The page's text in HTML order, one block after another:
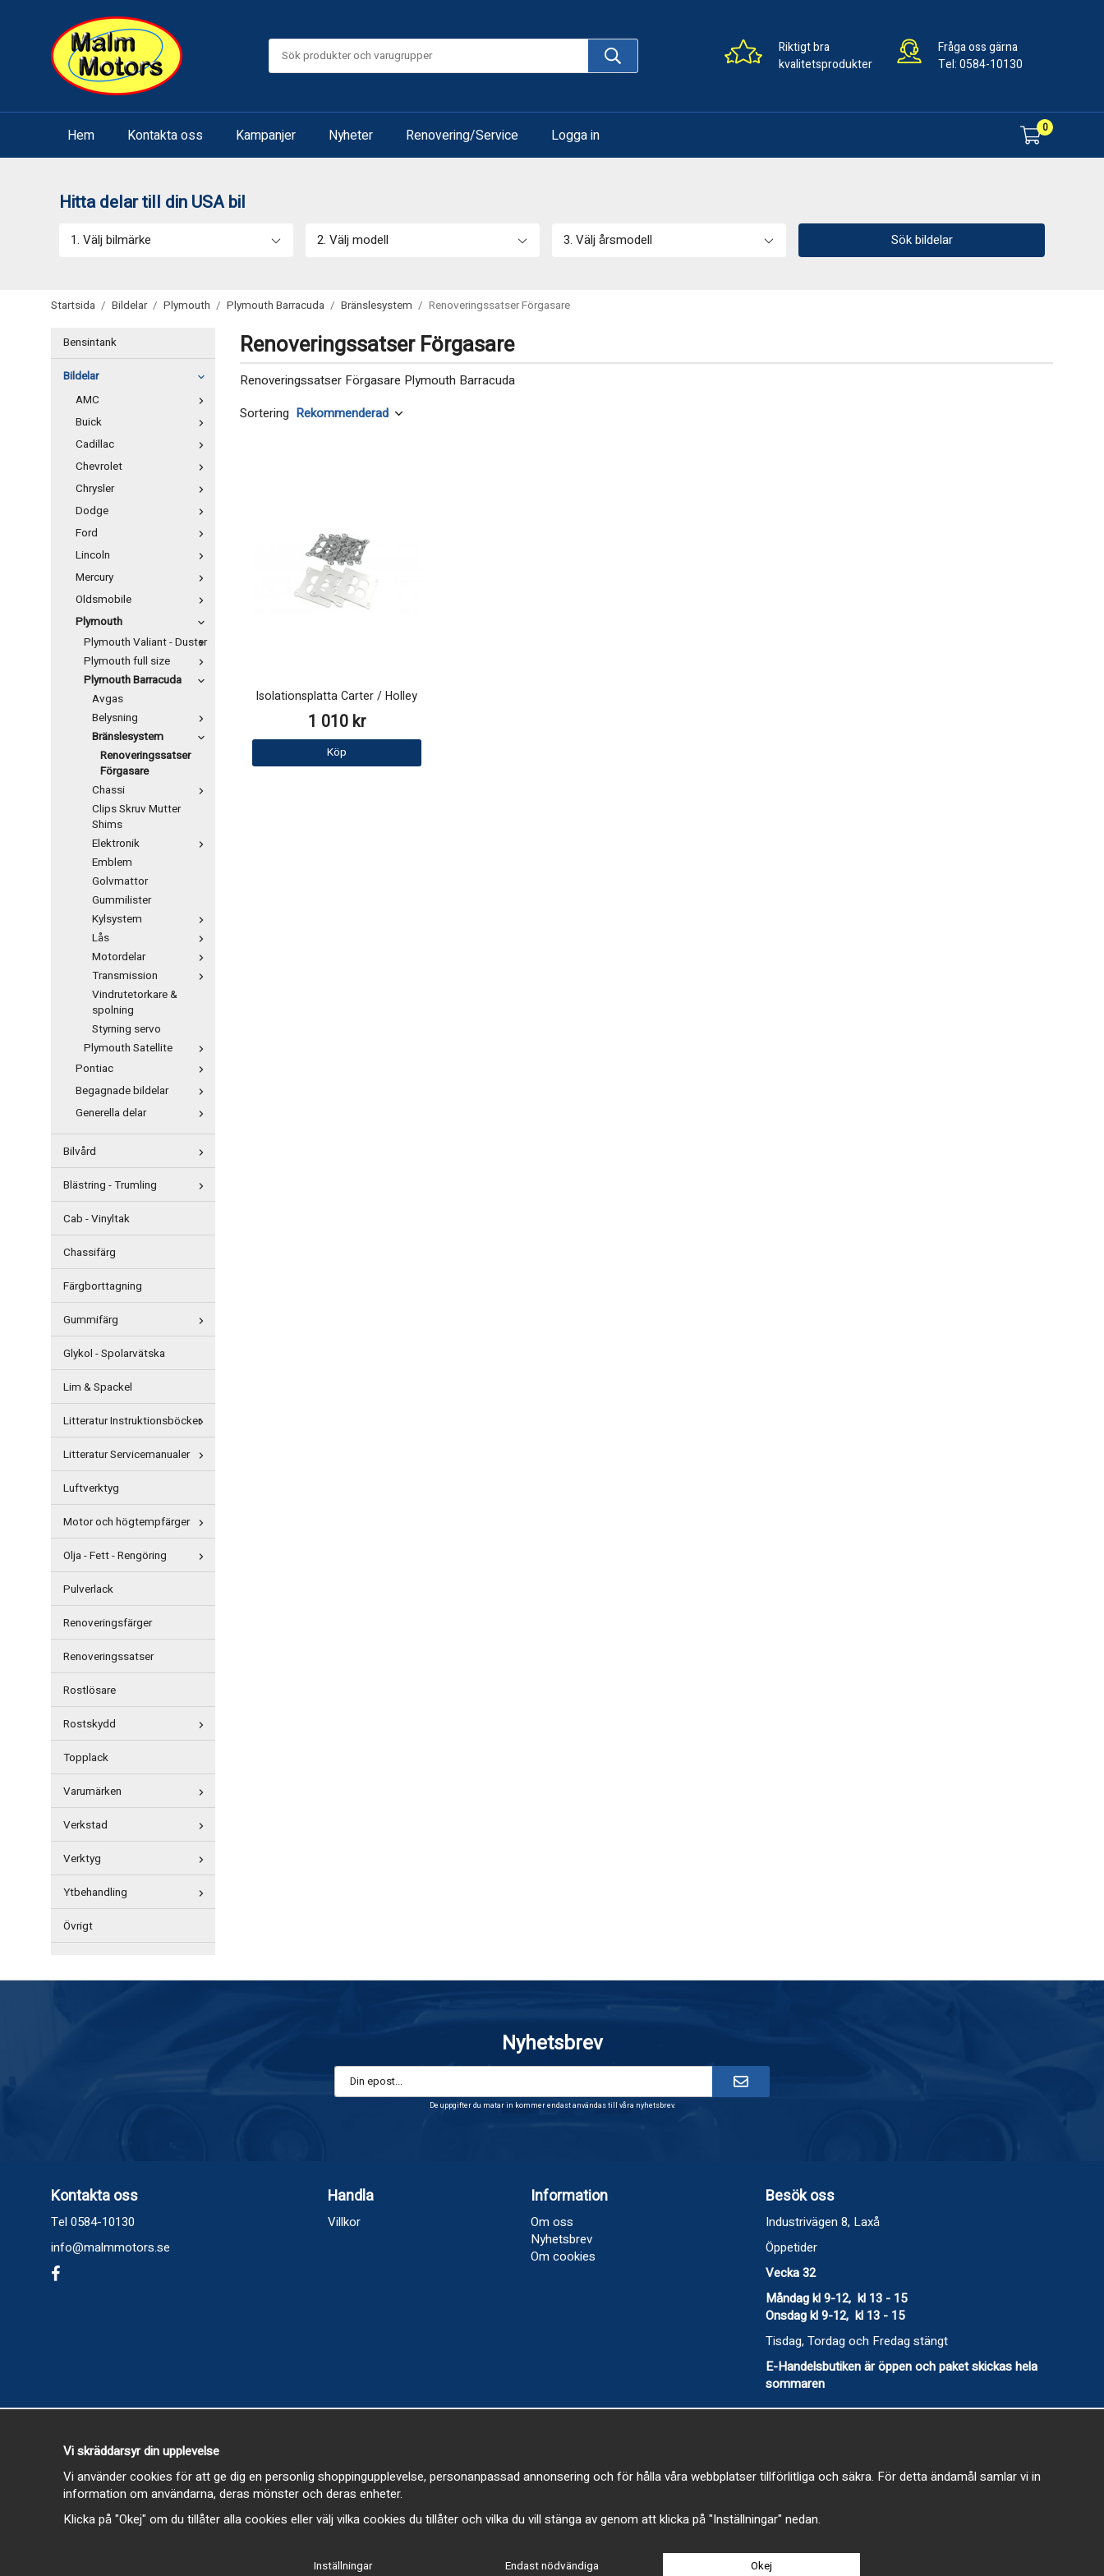
Riktigt bra
kvalitetsprodukter
Fråga oss gärna
Tel:0584-10130
Hem Kontakta oss Kampanjer Nyheter Renovering/Service Logga in 0
Hitta delar till din USA bil
1. Välj bilmärke 2. Välj modell 3. Välj årsmodell Sök bildelar
Startsida / Bildelar / Plymouth / Plymouth Barracuda / Bränslesystem / Renoveringssatser Förgasare
Bensintank
Bildelar
AMC
Buick
Cadillac
Chevrolet
Chrysler
Dodge
Ford
Lincoln
Mercury
Oldsmobile
Plymouth
Plymouth Valiant - Duster
Plymouth full size
Plymouth Barracuda
Avgas
Belysning
Bränslesystem
Renoveringssatser
Förgasare
Chassi
Clips Skruv Mutter
Shims
Elektronik
Emblem
Golvmattor
Gummilister
Kylsystem
Lås
Motordelar
Transmission
Vindrutetorkare &
spolning
Styrning servo
Plymouth Satellite
Pontiac
Begagnade bildelar
Generella delar
Bilvård
Blästring - Trumling
Cab - Vinyltak
Chassifärg
Färgborttagning
Gummifärg
Glykol - Spolarvätska
Lim & Spackel
Litteratur Instruktionsböcker
Litteratur Servicemanualer
Luftverktyg
Motor och högtempfärger
Olja - Fett - Rengöring
Pulverlack
Renoveringsfärger
Renoveringssatser
Rostlösare
Rostskydd
Topplack
Varumärken
Verkstad
Verktyg
Ytbehandling
Övrigt
Renoveringssatser Förgasare
Renoveringssatser Förgasare Plymouth Barracuda
Sortering
Isolationsplatta Carter / Holley
1 010 kr
Köp
Nyhetsbrev
De uppgifter du matar in kommer endast användas till våra nyhetsbrev.
Kontakta oss
Tel 0584-10130
info@malmmotors.se
Handla
Villkor
Information
Om oss
Nyhetsbrev
Om cookies
Besök oss
Industrivägen 8, Laxå
Öppetider
Vecka 32
Måndag kl 9-12, kl 13 - 15
Onsdag kl 9-12, kl 13 - 15
Tisdag, Tordag och Fredag stängt
E-Handelsbutiken är öppen och paket skickas hela
sommaren
Vi skräddarsyr din upplevelse
Vi använder cookies för att ge dig en personlig shoppingupplevelse, personanpassad annonsering och för hålla våra webbplatser tillförlitliga och säkra. För detta ändamål samlar vi in
information om användarna, deras mönster och deras enheter.
Klicka på "Okej" om du tillåter alla cookies eller välj vilka cookies du tillåter och vilka du vill stänga av genom att klicka på "Inställningar" nedan.
Inställningar Endast nödvändiga Okej